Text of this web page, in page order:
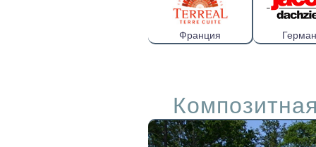
Франция